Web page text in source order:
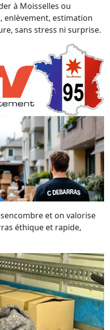
à Moisselles ou
enlèvement, estimation
sans stress ni surprise.
et on valorise
éthique et rapide,